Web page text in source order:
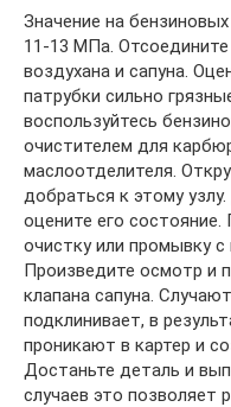
Значение на
11-13 МПа.
воздухана и сапуна.
патрубки сильно
воспользуйтесь
очистителем для
маслоотделителя.
добраться к этому
оцените его
очистку или промывку
Произведите осмотр и
клапана сапуна.
подклинивает, в
проникают в картер и
Достаньте деталь и
случаев это позволяет